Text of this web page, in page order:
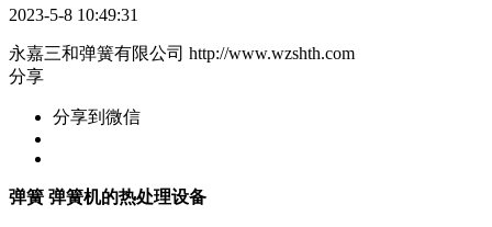
2023-5-8 10:49:31
永嘉三和弹簧有限公司 http://www.wzshth.com
分享
分享到微信
弹簧 弹簧机的热处理设备